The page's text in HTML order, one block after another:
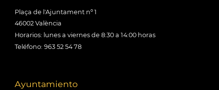
Plaça de l'Ajuntament nº 1
46002 València
Horarios: lunes a viernes de 8:30 a 14:00 horas
Teléfono: 963 52 54 78
Ayuntamiento